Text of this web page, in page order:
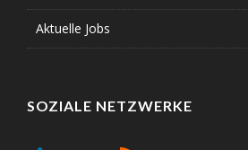
Aktuelle Jobs
SOZIALE NETZWERKE